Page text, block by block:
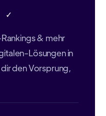
✓
& mehr
Lösungen in
den Vorsprung,